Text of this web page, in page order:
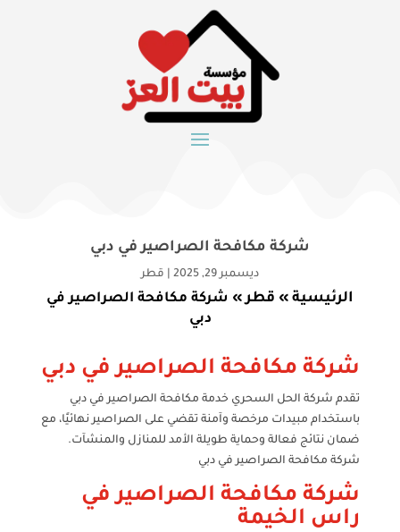
شركة مكافحة الصراصير في دبي
ديسمبر 29, 2025 قطر
الرئيسية » قطر» شركة مكافحة الصراصير في
دبي
شركة مكافحة الصراصير في دبي
تقدم شركة الحل السحري خدمة مكافحة الصراصير في دبي
باستخدام مبيدات مرخصة وآمنة تقضي على الصراصير نهائيًا، مع
ضمان نتائج فعالة وحماية طويلة الأمد للمنازل والمنشآت.
شركة مكافحة الصراصير في دبي
شركة مكافحة الصراصير في
راس الخيمة